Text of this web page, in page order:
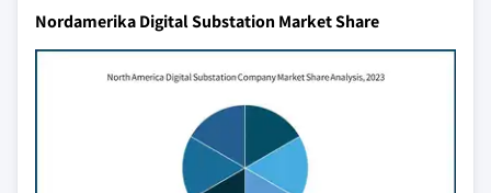
Nordamerika Digital Substation Market Share